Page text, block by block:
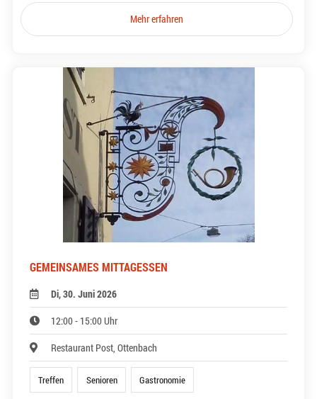
Mehr erfahren
GEMEINSAMES MITTAGESSEN
Di, 30. Juni 2026
12:00 - 15:00 Uhr
Restaurant Post, Ottenbach
Treffen Senioren Gastronomie